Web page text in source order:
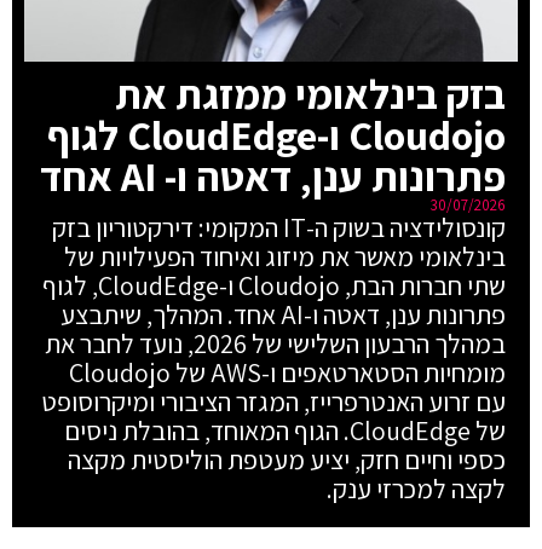
בזק בינלאומי ממזגת את
Cloudojo ו-CloudEdge לגוף
פתרונות ענן, דאטה ו- AI אחד
30/07/2026
קונסולידציה בשוק ה-IT המקומי: דירקטוריון בזק
בינלאומי מאשר את מיזוג ואיחוד הפעילויות של
שתי חברות הבת, Cloudojo ו-CloudEdge, לגוף
פתרונות ענן, דאטה ו-AI אחד. המהלך, שיתבצע
במהלך הרבעון השלישי של 2026, נועד לחבר את
מומחיות הסטארטאפים ו-AWS של Cloudojo
עם זרוע האנטרפרייז, המגזר הציבורי ומיקרוסופט
של CloudEdge. הגוף המאוחד, בהובלת ניסים
כספי וחיים חזק, יציע מעטפת הוליסטית מקצה
לקצה למכרזי ענק.